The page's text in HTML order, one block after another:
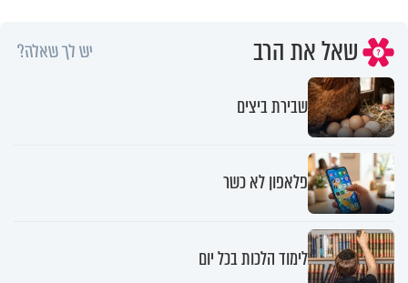
שאל את הרב יש לך שאלה?
שבירת ביצים
פלאפון לא כשר
לימוד הלכות בכל יום